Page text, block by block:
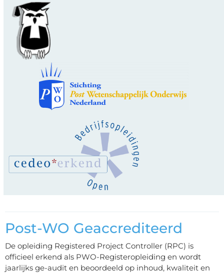
Post-WO Geaccrediteerd
De opleiding Registered Project Controller (RPC) is
officieel erkend als PWO-Registeropleiding en wordt
jaarlijks ge-audit en beoordeeld op inhoud, kwaliteit en